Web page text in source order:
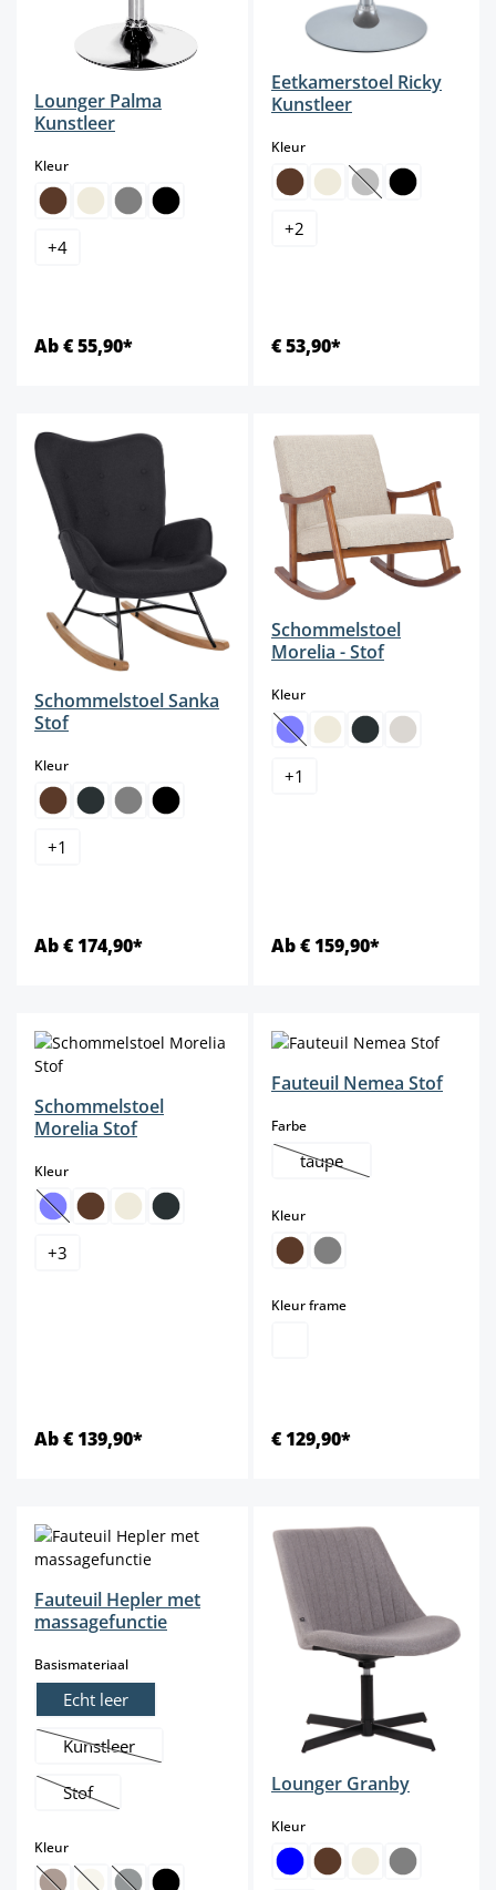
Lounger Palma
Kunstleer
Kleurselect
+4
Ab € 55,90*
Eetkamerstoel Ricky
Kunstleer
Kleurselect
(Deze optie is
+2
€ 53,90*
Schommelstoel Sanka
Stof
Kleurselect
+1
Ab € 174,90*
Schommelstoel
Morelia - Stof
Kleurselect
(Deze optie is momenteel niet
+1
Ab € 159,90*
Schommelstoel
Morelia Stof
Kleurselect
(Deze optie is momenteel niet beschikbaar.)
+3
Ab € 139,90*
Fauteuil Nemea Stof
Farbeselect
taupe
(Deze optie is momenteel
Kleurselect
Kleur frameselect
€ 129,90*
Fauteuil Hepler met
massagefunctie
Basismateriaalselect
Echt leer
Kunstleer
(Deze optie is momenteel niet beschikbaar.)
Stof
(Deze optie is momenteel niet beschikbaar.)
Kleurselect
Lounger Granby
Kleurselect